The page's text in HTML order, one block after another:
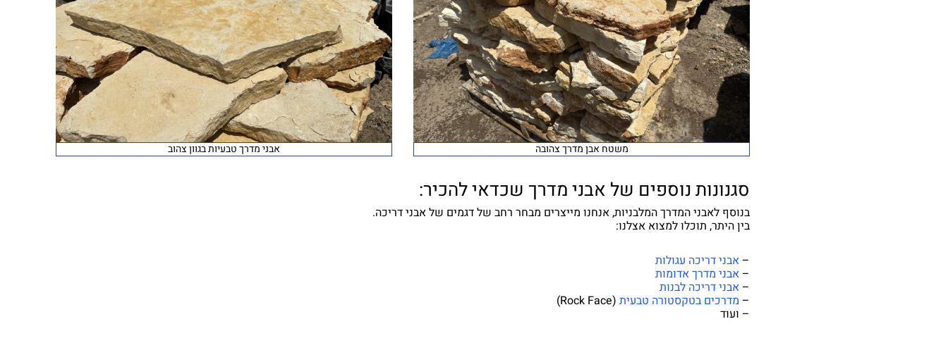
אבני מדרך טבעיות בגוון צהוב משטח אבן מדרך צהובה
סגנונות נוספים של אבני מדרך שכדאי להכיר:
בנוסף לאבני המדרך המלבניות, אנחנו מייצרים מבחר רחב של דגמים של אבני דריכה.
בין היתר, תוכלו למצוא אצלנו:
– אבני דריכה עגולות
– אבני מדרך אדומות
– אבני דריכה לבנות
– מדרכים בטקסטורה טבעית(Rock Face)
– ועוד